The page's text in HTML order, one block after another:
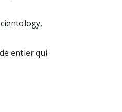
entier qui